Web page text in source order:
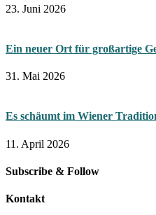
23. Juni 2026
Ein neuer Ort für großartige
31. Mai 2026
Es schäumt im Wiener
11. April 2026
Subscribe & Follow
Kontakt